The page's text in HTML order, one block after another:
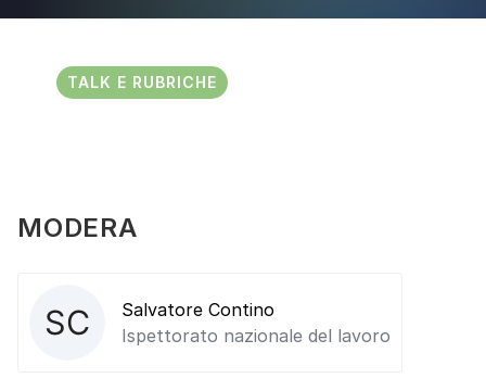
MODERA
Salvatore Contino
Ispettorato nazionale del lavoro
TALK E RUBRICHE